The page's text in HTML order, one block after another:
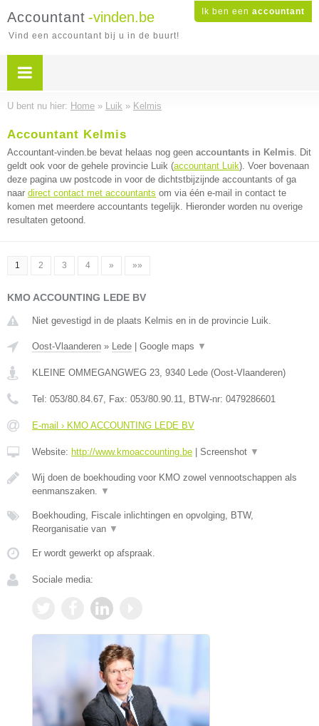
Ik ben een accountant
Accountant -vinden.be
Vind een accountant bij u in de buurt!
U bent nu hier: Home » Luik » Kelmis
Accountant Kelmis
Accountant-vinden.be bevat helaas nog geen accountants in Kelmis. Dit
geldt ook voor de gehele provincie Luik (accountant Luik). Voer bovenaan
deze pagina uw postcode in voor de dichtstbijzijnde accountants of ga
naar direct contact met accountants om via één e-mail in contact te
komen met meerdere accountants tegelijk. Hieronder worden nu overige
resultaten getoond.
1 2 3 4 » »»
KMO ACCOUNTING LEDE BV
Niet gevestigd in de plaats Kelmis en in de provincie Luik.
Oost-Vlaanderen » Lede Google maps ▼
KLEINE OMMEGANGWEG 23, 9340 Lede (Oost-Vlaanderen)
Tel: 053/80.84.67, Fax: 053/80.90.11, BTW-nr: 0479286601
E-mail › KMO ACCOUNTING LEDE BV
Website: http://www.kmoaccounting.be Screenshot ▼
Wij doen de boekhouding voor KMO zowel vennootschappen als
eenmanszaken. ▼
Boekhouding, Fiscale inlichtingen en opvolging, BTW,
Reorganisatie van ▼
Er wordt gewerkt op afspraak.
Sociale media: